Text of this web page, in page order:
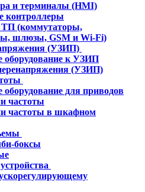
и терминалы (HMI)
(коммутаторы,
шлюзы, GSM и Wi-Fi)
(УЗИП)
оборудование к УЗИП
(УЗИП)
оборудование для приводов
частоты
частоты в шкафном
боксы